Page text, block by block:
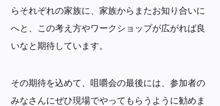
らそれぞれの家族に、家族からまたお知り合いに
へと、この考え方やワークショップが広がれば良
いなと期待しています。
その期待を込めて、咀嚼会の最後には、参加者の
みなさんにぜひ現場でやってもらうように勧めま